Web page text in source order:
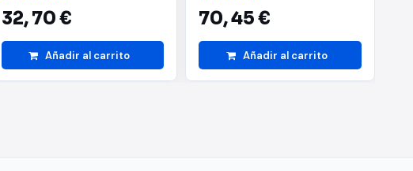
32,70 €
Añadir al carrito
70,45 €
Añadir al carrito